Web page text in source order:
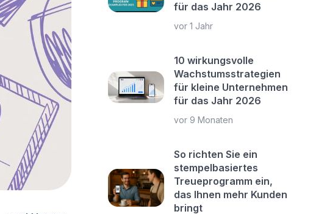
für das Jahr 2026
vor 1 Jahr
10 wirkungsvolle
Wachstumsstrategien
für kleine Unternehmen
für das Jahr 2026
vor 9 Monaten
So richten Sie ein
stempelbasiertes
Treueprogramm ein,
das Ihnen mehr Kunden
bringt